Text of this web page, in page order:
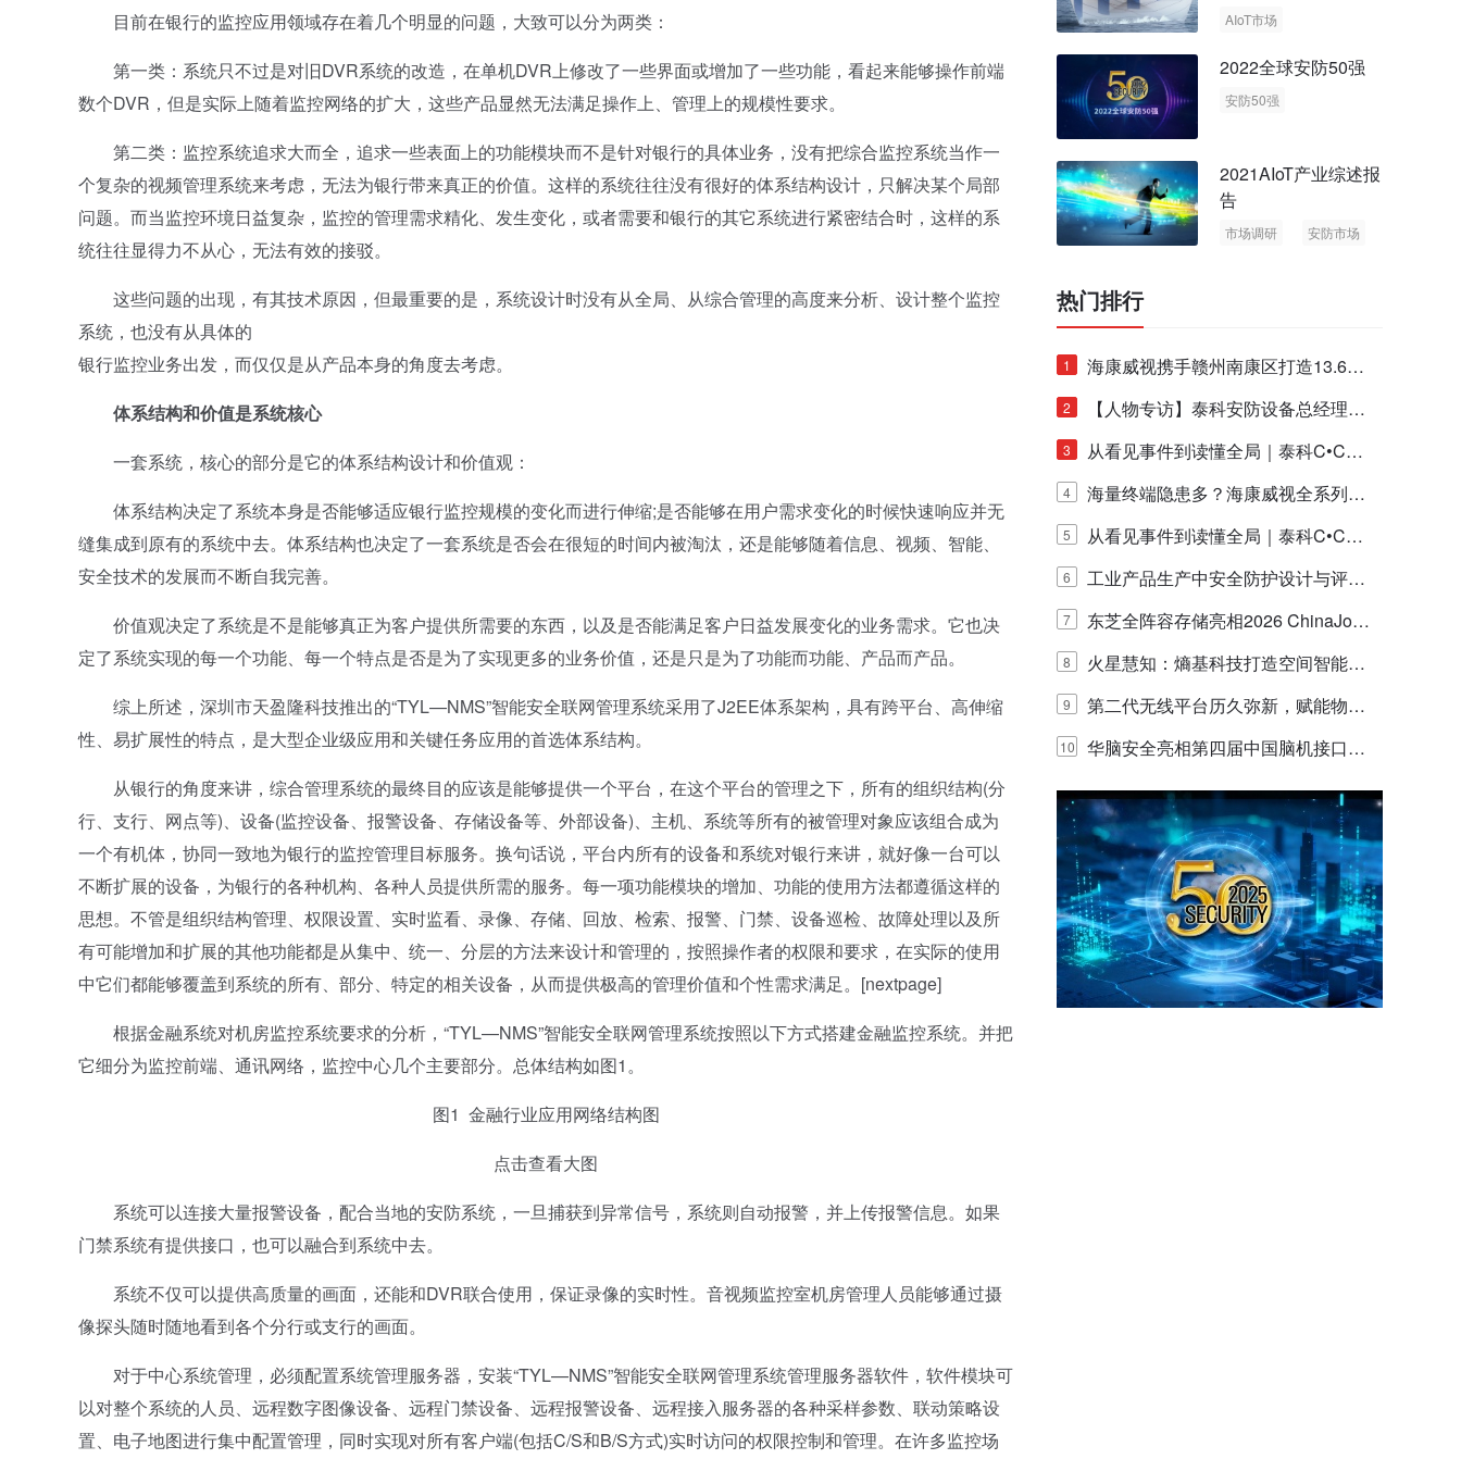
目前在银行的监控应用领域存在着几个明显的问题，大致可以分为两类：
第一类：系统只不过是对旧DVR系统的改造，在单机DVR上修改了一些界面或增加了一些功能，看起来能够操作前端
数个DVR，但是实际上随着监控网络的扩大，这些产品显然无法满足操作上、管理上的规模性要求。
第二类：监控系统追求大而全，追求一些表面上的功能模块而不是针对银行的具体业务，没有把综合监控系统当作一
个复杂的视频管理系统来考虑，无法为银行带来真正的价值。这样的系统往往没有很好的体系结构设计，只解决某个局部
问题。而当监控环境日益复杂，监控的管理需求精化、发生变化，或者需要和银行的其它系统进行紧密结合时，这样的系
统往往显得力不从心，无法有效的接驳。
这些问题的出现，有其技术原因，但最重要的是，系统设计时没有从全局、从综合管理的高度来分析、设计整个监控
系统，也没有从具体的
银行监控业务出发，而仅仅是从产品本身的角度去考虑。
体系结构和价值是系统核心
一套系统，核心的部分是它的体系结构设计和价值观：
体系结构决定了系统本身是否能够适应银行监控规模的变化而进行伸缩;是否能够在用户需求变化的时候快速响应并无
缝集成到原有的系统中去。体系结构也决定了一套系统是否会在很短的时间内被淘汰，还是能够随着信息、视频、智能、
安全技术的发展而不断自我完善。
价值观决定了系统是不是能够真正为客户提供所需要的东西，以及是否能满足客户日益发展变化的业务需求。它也决
定了系统实现的每一个功能、每一个特点是否是为了实现更多的业务价值，还是只是为了功能而功能、产品而产品。
综上所述，深圳市天盈隆科技推出的“TYL—NMS”智能安全联网管理系统采用了J2EE体系架构，具有跨平台、高伸缩
性、易扩展性的特点，是大型企业级应用和关键任务应用的首选体系结构。
从银行的角度来讲，综合管理系统的最终目的应该是能够提供一个平台，在这个平台的管理之下，所有的组织结构(分
行、支行、网点等)、设备(监控设备、报警设备、存储设备等、外部设备)、主机、系统等所有的被管理对象应该组合成为
一个有机体，协同一致地为银行的监控管理目标服务。换句话说，平台内所有的设备和系统对银行来讲，就好像一台可以
不断扩展的设备，为银行的各种机构、各种人员提供所需的服务。每一项功能模块的增加、功能的使用方法都遵循这样的
思想。不管是组织结构管理、权限设置、实时监看、录像、存储、回放、检索、报警、门禁、设备巡检、故障处理以及所
有可能增加和扩展的其他功能都是从集中、统一、分层的方法来设计和管理的，按照操作者的权限和要求，在实际的使用
中它们都能够覆盖到系统的所有、部分、特定的相关设备，从而提供极高的管理价值和个性需求满足。[nextpage]
根据金融系统对机房监控系统要求的分析，“TYL—NMS”智能安全联网管理系统按照以下方式搭建金融监控系统。并把
它细分为监控前端、通讯网络，监控中心几个主要部分。总体结构如图1。
图1 金融行业应用网络结构图
点击查看大图
系统可以连接大量报警设备，配合当地的安防系统，一旦捕获到异常信号，系统则自动报警，并上传报警信息。如果
门禁系统有提供接口，也可以融合到系统中去。
系统不仅可以提供高质量的画面，还能和DVR联合使用，保证录像的实时性。音视频监控室机房管理人员能够通过摄
像探头随时随地看到各个分行或支行的画面。
对于中心系统管理，必须配置系统管理服务器，安装“TYL—NMS”智能安全联网管理系统管理服务器软件，软件模块可
以对整个系统的人员、远程数字图像设备、远程门禁设备、远程报警设备、远程接入服务器的各种采样参数、联动策略设
置、电子地图进行集中配置管理，同时实现对所有客户端(包括C/S和B/S方式)实时访问的权限控制和管理。在许多监控场
AIoT市场
2022全球安防50强
安防50强
2021AIoT产业综述报
告
市场调研
安防市场
热门排行
1
海康威视携手赣州南康区打造13.6公
里绿波网
2
【人物专访】泰科安防设备总经理张
宁解码安防出海新范式
3
从看见事件到读懂全局｜泰科C•CUR
E IQ 3.20开启安防运营智能新时代
4
海量终端隐患多？海康威视全系列物
联安全产品，四层守护更放心！
5
从看见事件到读懂全局｜泰科C•CUR
E IQ 3.20开启安防运营智能新时代
6
工业产品生产中安全防护设计与评估
的实践与探讨
7
东芝全阵容存储亮相2026 ChinaJo
y，以海量数据底座赋能“与AI同游”新
体验
8
火星慧知：熵基科技打造空间智能时
代的认知中枢
9
第二代无线平台历久弥新，赋能物联
网创新迭代
10
华脑安全亮相第四届中国脑机接口大
赛 工业安全脑机接口技术赢行业顶级
专家关注